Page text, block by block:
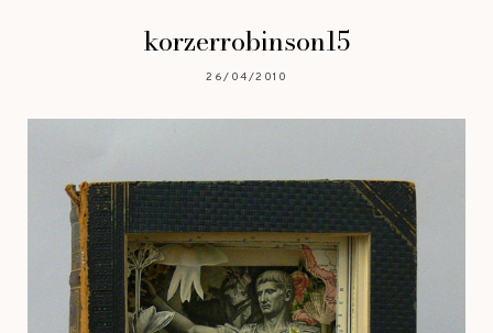
korzerrobinson15
26/04/2010